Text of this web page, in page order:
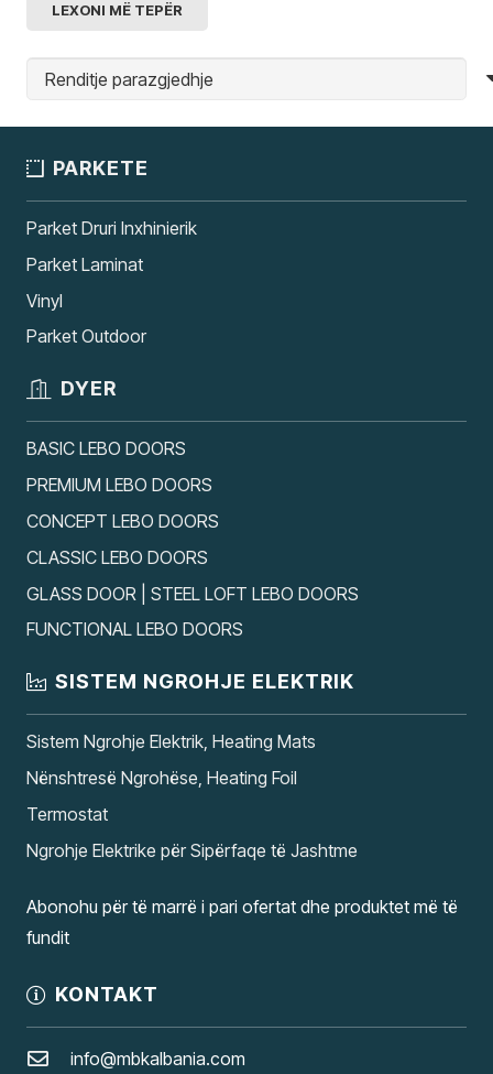
LEXONI MË TEPËR
PARKETE
Parket Druri Inxhinierik
Parket Laminat
Vinyl
Parket Outdoor
DYER
BASIC LEBO DOORS
PREMIUM LEBO DOORS
CONCEPT LEBO DOORS
CLASSIC LEBO DOORS
GLASS DOOR | STEEL LOFT LEBO DOORS
FUNCTIONAL LEBO DOORS
SISTEM NGROHJE ELEKTRIK
Sistem Ngrohje Elektrik, Heating Mats
Nënshtresë Ngrohëse, Heating Foil
Termostat
Ngrohje Elektrike për Sipërfaqe të Jashtme
Abonohu për të marrë i pari ofertat dhe produktet më të
fundit
KONTAKT
info@mbkalbania.com